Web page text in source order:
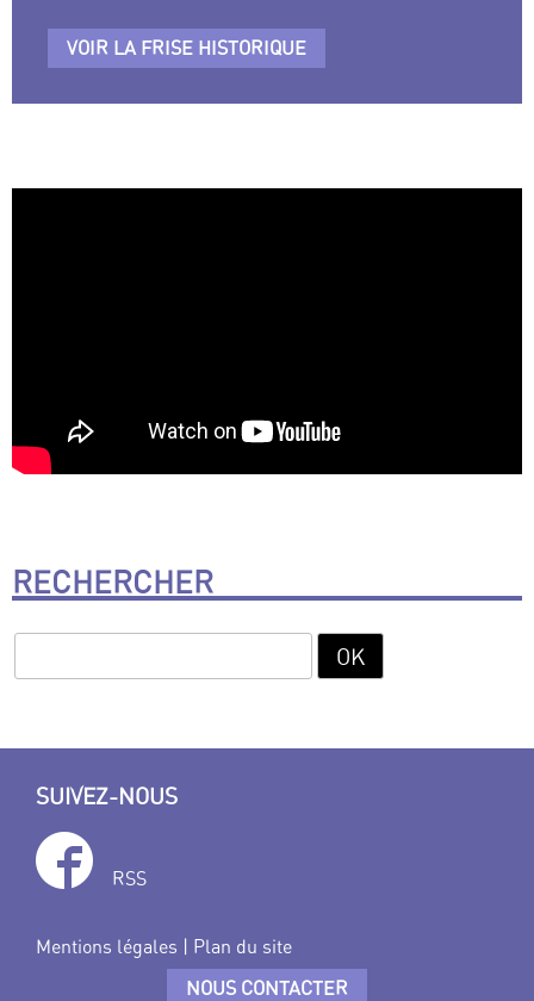
VOIR LA FRISE HISTORIQUE
RECHERCHER
SUIVEZ-NOUS
RSS
Mentions légales | Plan du site
NOUS CONTACTER